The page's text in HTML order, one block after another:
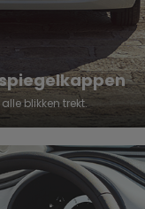
blikken trekt.